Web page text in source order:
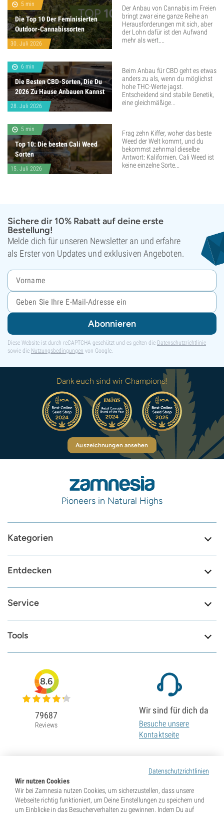
5 min
Die Top 10 Der Feminisierten
Outdoor-Cannabissorten
30. Juli 2026
Der Anbau von Cannabis im Freien
bringt zwar eine ganze Reihe an
Herausforderungen mit sich, aber
der Lohn dafür ist den Aufwand
mehr als wert....
6 min
Die Besten CBD-Sorten, Die Du
2026 Zu Hause Anbauen Kannst
28. Juli 2026
Beim Anbau für CBD geht es etwas
anders zu als, wenn du möglichst
hohe THC-Werte jagst.
Entscheidend sind stabile Genetik,
eine gleichmäßige...
5 min
Top 10: Die besten Cali Weed
Sorten
15. Juli 2026
Frag zehn Kiffer, woher das beste
Weed der Welt kommt, und du
bekommst zehnmal dieselbe
Antwort: Kalifornien. Cali Weed ist
keine einzelne Sorte...
Sichere dir 10% Rabatt auf deine erste
Bestellung!
Melde dich für unseren Newsletter an und erfahre
als Erster von Updates und exklusiven Angeboten.
Abonnieren
Diese Website ist durch reCAPTCHA geschützt und es gelten die Datenschutzrichtlinie
sowie die Nutzungsbedingungen von Google.
Dank euch sind wir Champions!
Auszeichnungen ansehen
Pioneers in Natural Highs
Kategorien
Entdecken
Service
Tools
Datenschutzrichtlinien
Wir nutzen Cookies
Wir bei Zamnesia nutzen Cookies, um sicherzustellen, dass unsere
Webseite richtig funktioniert, um Deine Einstellungen zu speichern und
um Einblicke in das Besucherverhalten zu gewinnen. Indem Du auf
8.6
79687
Reviews
Wir sind für dich da
Besuche unsere
Kontaktseite